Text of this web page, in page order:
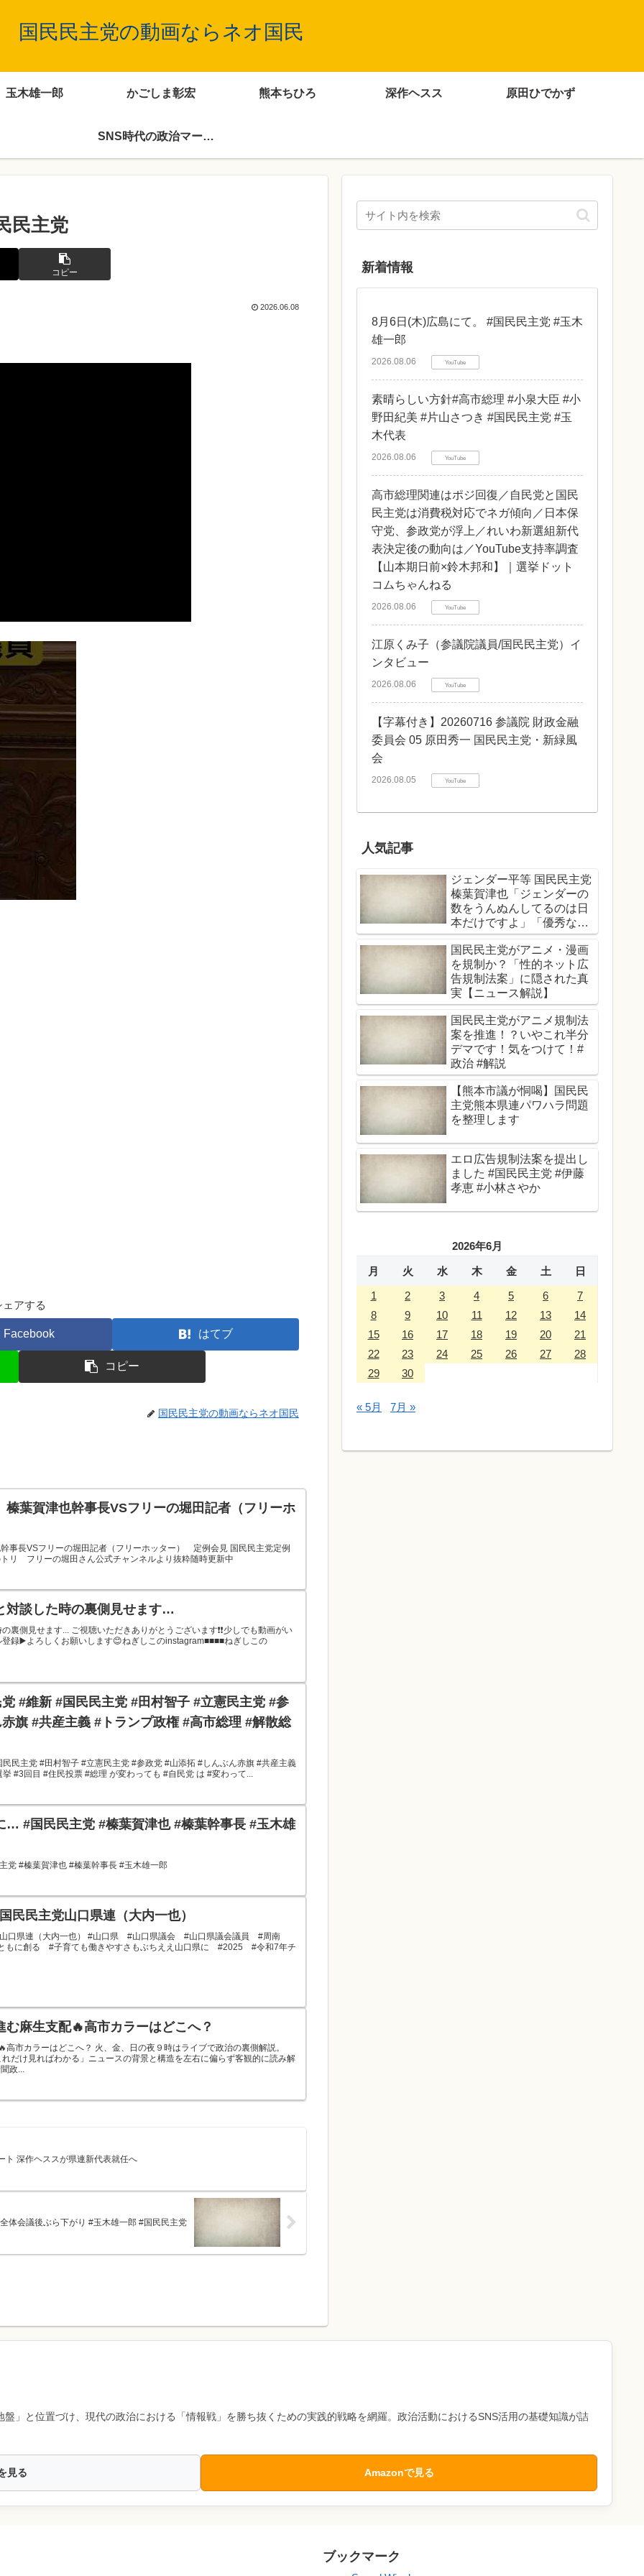
国民民主党の動画ならネオ国民
玉木雄一郎 かごしま彰宏 熊本ちひろ 深作ヘスス 原田ひでかず
SNS時代の政治マーケティング
民主党
コピー
2026.06.08
ェアする
Facebook はてブ
コピー
国民民主党の動画ならネオ国民
葉賀津也幹事長VSフリーの堀田記者（フリーホ
事長VSフリーの堀田記者（フリーホッター） 定例会見 国民民主党定例
リ フリーの堀田さん公式チャンネルより抜粋随時更新中
対談した時の裏側見せます…
裏側見せます... ご視聴いただきありがとうございます❗️❗️少しでも動画がい
録▶️よろしくお願いします😊ねぎしこのinstagram■■■■ねぎしこの
#維新 #国民民主党 #田村智子 #立憲民主党 #参
旗 #共産主義 #トランプ政権 #高市総理 #解散総
民主党 #田村智子 #立憲民主党 #参政党 #山添拓 #しんぶん赤旗 #共産主義
#3回目 #住民投票 #総理 が変わっても #自民党 は #変わって...
… #国民民主党 #榛葉賀津也 #榛葉幹事長 #玉木雄
党 #榛葉賀津也 #榛葉幹事長 #玉木雄一郎
民民主党山口県連（大内一也）
口県連（大内一也） #山口県 #山口県​​議会 #山口県議会議員 #周南
もに創る #子育ても働きやすさもぶちええ山口県に #2025 #令和7年チ
む麻生支配🔥高市カラーはどこへ？
高市カラーはどこへ？ 火、金、日の夜９時はライブで政治の裏側解説。
だけ見ればわかる」ニュースの背景と構造を左右に偏らず客観的に読み解
政...
ト 深作ヘススが県連新代表就任へ
体会議後ぶら下がり #玉木雄一郎 #国民民主党
新着情報
8月6日(木)広島にて。 #国民民主党 #玉木
雄一郎
2026.08.06 YouTube
素晴らしい方針#高市総理 #小泉大臣 #小
野田紀美 #片山さつき #国民民主党 #玉
木代表
2026.08.06 YouTube
高市総理関連はポジ回復／自民党と国民
民主党は消費税対応でネガ傾向／日本保
守党、参政党が浮上／れいわ新選組新代
表決定後の動向は／YouTube支持率調査
【山本期日前×鈴木邦和】｜選挙ドット
コムちゃんねる
2026.08.06 YouTube
江原くみ子（参議院議員/国民民主党）イ
ンタビュー
2026.08.06 YouTube
【字幕付き】20260716 参議院 財政金融
委員会 05 原田秀一 国民民主党・新緑風
会
2026.08.05 YouTube
人気記事
ジェンダー平等 国民民主党
榛葉賀津也「ジェンダーの
数をうんぬんしてるのは日
本だけですよ」「優秀な女
性、男性関係なくどんどん
登用する」
国民民主党がアニメ・漫画
を規制か？「性的ネット広
告規制法案」に隠された真
実【ニュース解説】
国民民主党がアニメ規制法
案を推進！？いやこれ半分
デマです！気をつけて！#
政治 #解説
【熊本市議が恫喝】国民民
主党熊本県連パワハラ問題
を整理します
エロ広告規制法案を提出し
ました #国民民主党 #伊藤
孝恵 #小林さやか
2026年6月
月 火 水 木 金 土
日
1
2 3 4 5 6
7
8
9 10 11 12 13
14
15
16 17 18 19 20
21
22
23 24 25 26 27
28
29
30
« 5月 7月 »
」と位置づけ、現代の政治における「情報戦」を勝ち抜くための実践的戦略を網羅。政治活動におけるSNS活用の基礎知識が詰
見る Amazonで見る
ブックマーク